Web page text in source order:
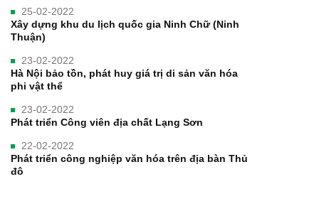
25-02-2022
Xây dựng khu du lịch quốc gia Ninh Chữ (Ninh
Thuận)
23-02-2022
Hà Nội bảo tồn, phát huy giá trị di sản văn hóa
phi vật thể
23-02-2022
Phát triển Công viên địa chất Lạng Sơn
22-02-2022
Phát triển công nghiệp văn hóa trên địa bàn Thủ
đô